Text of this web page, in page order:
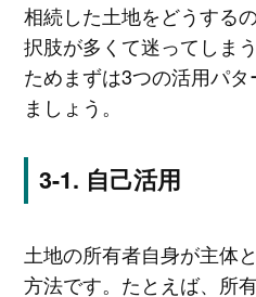
相続した土地をどうする
択肢が多くて迷ってしま
ためまずは3つの活用パ
ましょう。
自己活用
土地の所有者自身が主体
方法です。たとえば、所